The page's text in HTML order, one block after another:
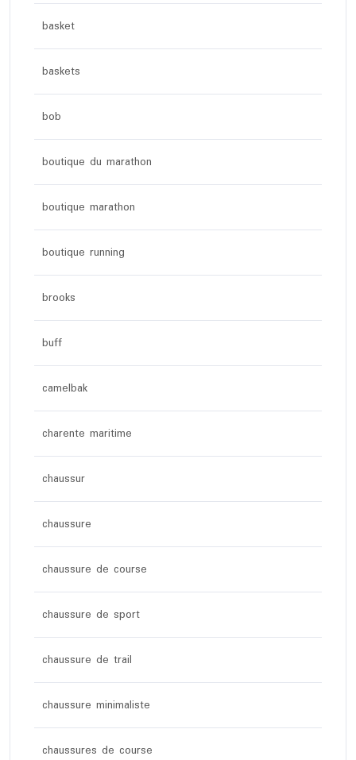
basket
baskets
bob
boutique du marathon
boutique marathon
boutique running
brooks
buff
camelbak
charente maritime
chaussur
chaussure
chaussure de course
chaussure de sport
chaussure de trail
chaussure minimaliste
chaussures de course